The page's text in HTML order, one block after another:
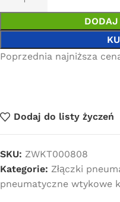
DODAJ
Poprzednia najniższa
Dodaj do listy życzeń
SKU: ZWKT000808
Kategorie: Złączki
pneumatyczne wtykowe